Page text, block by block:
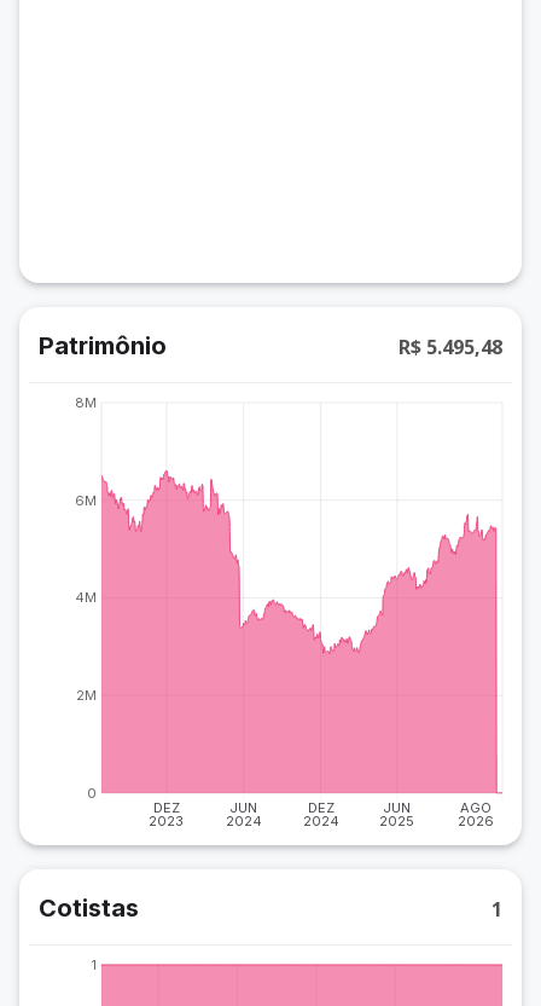
Patrimônio R$ 5.495,48
DEZ
2023
JUN
2024
DEZ
2024
JUN
2025
AGO
2026
0
2M
4M
6M
8M
Cotistas 1
1